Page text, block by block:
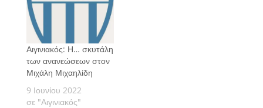
Αιγινιακός: Η… σκυτάλη
των ανανεώσεων στον
Μιχάλη Μιχαηλίδη
9 Ιουνίου 2022
σε "Αιγινιακός"